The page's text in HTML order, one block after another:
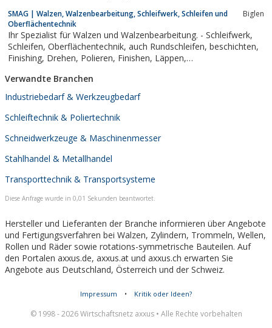
SMAG | Walzen, Walzenbearbeitung, Schleifwerk, Schleifen und
Oberflächentechnik
Biglen
Ihr Spezialist für Walzen und Walzenbearbeitung. - Schleifwerk,
Schleifen, Oberflächentechnik, auch Rundschleifen, beschichten,
Finishing, Drehen, Polieren, Finishen, Läppen,
Gummiwalzen, Glättwerk, in der Schweiz, Raum Zürich, Basel,
Bern, Luzern,...
Verwandte Branchen
Industriebedarf & Werkzeugbedarf
Schleiftechnik & Poliertechnik
Schneidwerkzeuge & Maschinenmesser
Stahlhandel & Metallhandel
Transporttechnik & Transportsysteme
Diese Anfrage wurde in 0,01 Sekunden beantwortet.
Hersteller und Lieferanten der Branche informieren über Angebote
und Fertigungsverfahren bei Walzen, Zylindern, Trommeln, Wellen,
Rollen und Räder sowie rotations-symmetrische Bauteilen. Auf
den Portalen axxus.de, axxus.at und axxus.ch erwarten Sie
Angebote aus Deutschland, Österreich und der Schweiz.
Impressum • Kritik oder Ideen?
© 1998 - 2026 Wirtschaftsnetz axxus • Alle Rechte vorbehalten